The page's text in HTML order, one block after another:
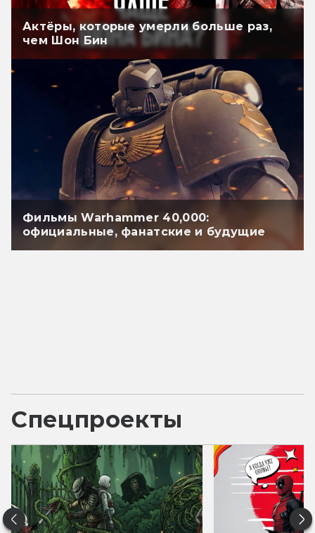
Актёры, которые умерли больше раз,
чем Шон Бин
Фильмы Warhammer 40,000:
официальные, фанатские и будущие
Спецпроекты